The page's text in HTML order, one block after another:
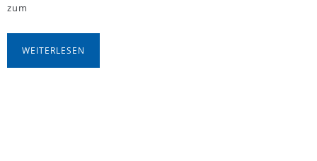
zum
WEITERLESEN